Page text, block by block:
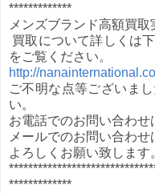
*************
メンズブランド高額買取
買取について詳しくは
をご覧ください。
http://
ご不明な点等ございま
い。
お電話でのお問い合わ
メールでのお問い合わ
よろしくお願い致します
*************